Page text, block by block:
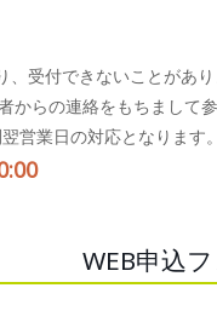
受付できないことがあ
らの連絡をもちまして参
営業日の対応となります。
WEB申込